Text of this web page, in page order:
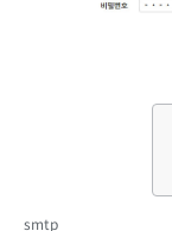
smtp